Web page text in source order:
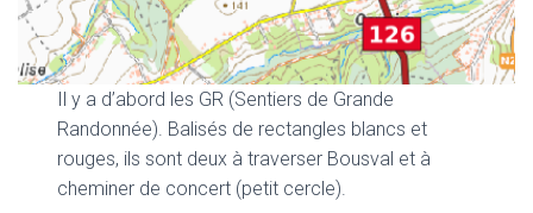
Il y a d’abord les GR (Sentiers de Grande
Randonnée). Balisés de rectangles blancs et
rouges, ils sont deux à traverser Bousval et à
cheminer de concert (petit cercle).